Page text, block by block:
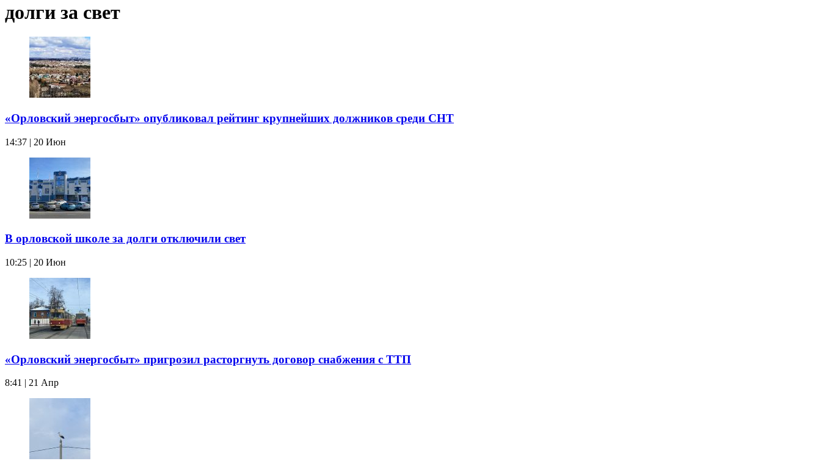
долги за свет
«Орловский энергосбыт» опубликовал рейтинг крупнейших должников среди СНТ
14:37 | 20 Июн
В орловской школе за долги отключили свет
10:25 | 20 Июн
«Орловский энергосбыт» пригрозил расторгнуть договор снабжения с ТТП
8:41 | 21 Апр